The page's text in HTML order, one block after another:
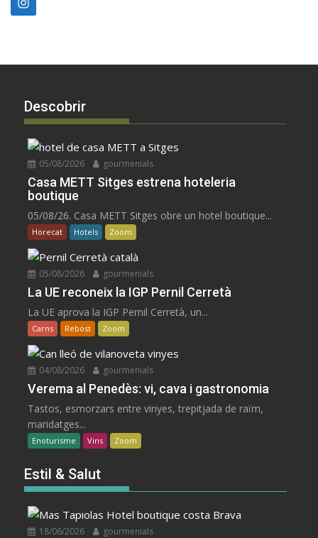
Descobrir
05/08/2026 gourmenials
Casa METT Sitges estrena hoteleria
boutique
05/08/26. Casa METT Sitges obre un hotel boutique...
Horecat Hotels Zoom
05/08/2026 gourmenials
La UE reconeix la IGP Pernil Cerretà
La UE aprova la IGP Pernil Cerretà, un...
Carns Rebost Zoom
04/08/2026 gourmenials
Verema al Penedès: vi, cava i gastronomia
Tastos, esmorzars entre vinyes, trepitjada de raïm,
maridatges...
Enoturisme Vins Zoom
Estil & Salut
18/06/2026 gourmenials